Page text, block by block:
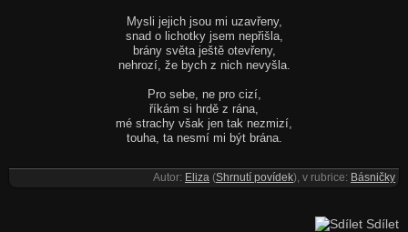
Mysli jejich jsou mi uzavřeny,
snad o lichotky jsem nepřišla,
brány světa ještě otevřeny,
nehrozí, že bych z nich nevyšla.
Pro sebe, ne pro cizí,
říkám si hrdě z rána,
mé strachy však jen tak nezmizí,
touha, ta nesmí mi být brána.
Autor: Eliza (Shrnutí povídek), v rubrice: Básničky
Sdílet